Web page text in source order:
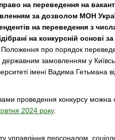
на переведення на
за дозволом МОН
на переведення з
на конкурсній основі
про порядок
державним замовленням у
імені Вадима Гетьмана
проведення конкурсу можна
2024 року.
управління персоналом,